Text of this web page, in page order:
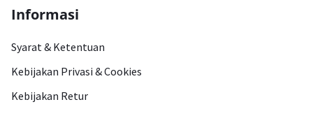
Informasi
Syarat & Ketentuan
Kebijakan Privasi & Cookies
Kebijakan Retur